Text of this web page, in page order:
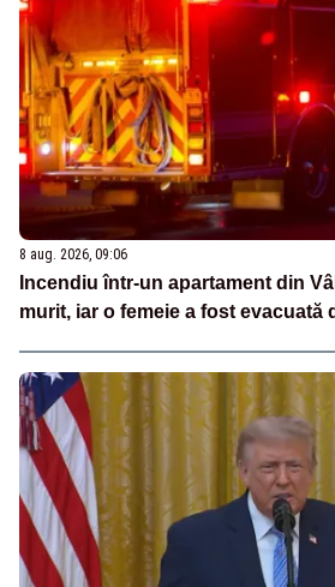
8 aug. 2026, 09:06
Incendiu într-un apartament din
murit, iar o femeie a fost evacuată